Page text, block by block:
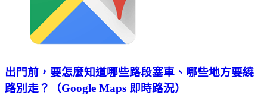
出門前，要怎麼知道哪些路段塞車、哪些地方要繞
路別走？（Google Maps 即時路況）